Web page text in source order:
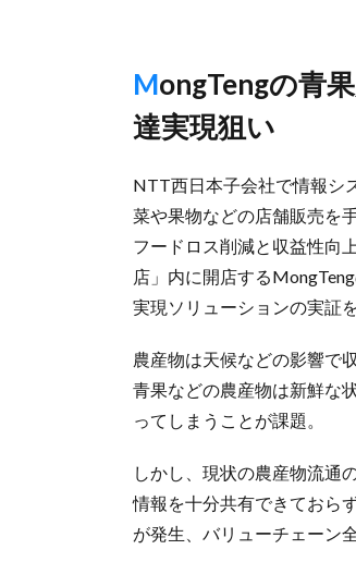
MongTengの青果店で実施、関係者の情報共有促進し適切な調
達実現狙い
NTT西日本子会社で情報シ
菜や果物などの店舗販売を
フードロス削減と収益性向
店」内に開店する
実現ソリューションの実証
農産物は天候などの影響で
青果などの農産物は新鮮な
ってしまうことが課題。
しかし、現状の農産物流通
情報を十分共有できておら
が発生、バリューチェーン